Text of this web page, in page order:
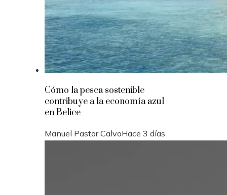
Cómo la pesca sostenible
contribuye a la economía azul
en Belice
Manuel Pastor CalvoHace 3 días